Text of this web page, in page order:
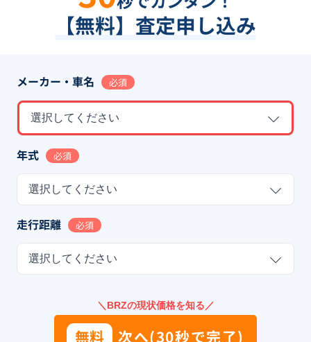
【無料】査定申し込み
メーカー・車名 必須
選択してください
年式 必須
選択してください
走行距離 必須
選択してください
＼BRZの現状価格を知る／
無料 次へ(30秒で完了)